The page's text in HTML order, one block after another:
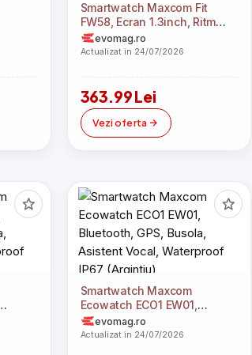
Smartwatch Maxcom Fit
FW58, Ecran 1.3inch, Ritm
cardiac, Monitorizare somn,
Waterproof IP68 (Negru)
evomag.ro
Actualizat in 24/07/2026
363.99 Lei
Vezi oferta
Smartwatch Maxcom
Ecowatch ECO1 EW01,
Bluetooth, GPS, Busola,
Asistent Vocal, Waterproof
evomag.ro
Actualizat in 24/07/2026